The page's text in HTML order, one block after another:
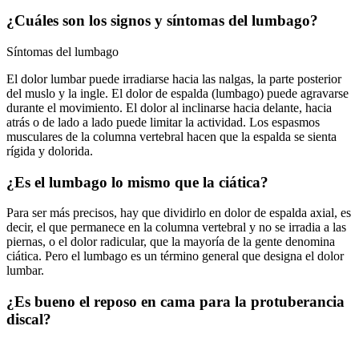
¿Cuáles son los signos y síntomas del lumbago?
Síntomas del lumbago
El dolor lumbar puede irradiarse hacia las nalgas, la parte posterior
del muslo y la ingle. El dolor de espalda (lumbago) puede agravarse
durante el movimiento. El dolor al inclinarse hacia delante, hacia
atrás o de lado a lado puede limitar la actividad. Los espasmos
musculares de la columna vertebral hacen que la espalda se sienta
rígida y dolorida.
¿Es el lumbago lo mismo que la ciática?
Para ser más precisos, hay que dividirlo en dolor de espalda axial, es
decir, el que permanece en la columna vertebral y no se irradia a las
piernas, o el dolor radicular, que la mayoría de la gente denomina
ciática. Pero el lumbago es un término general que designa el dolor
lumbar.
¿Es bueno el reposo en cama para la protuberancia
discal?